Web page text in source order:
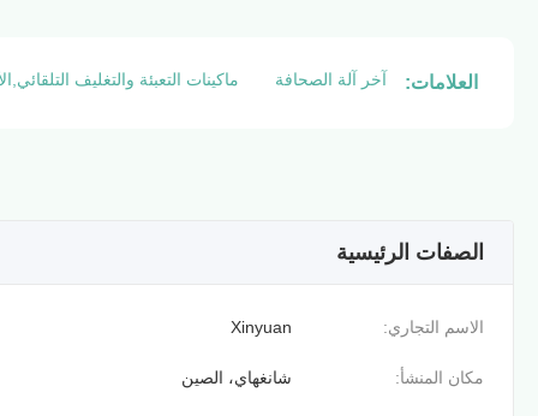
العلامات: آخر آلة الصحافة ماكينات التعبئة والتغليف
الصفات الرئيسية
الاسم التجاري: Xinyuan
مكان المنشأ: شانغهاي، الصين